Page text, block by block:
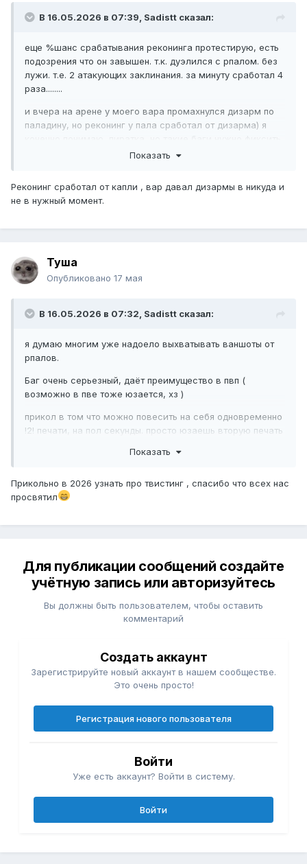
В 16.05.2026 в 07:39, Sadistt сказал:
еще %шанс срабатывания реконинга протестирую, есть
подозрения что он завышен. т.к. дуэлился с рпалом. без
лужи. т.е. 2 атакующих заклинания. за минуту сработал 4
раза........
и вчера на арене у моего вара промахнулся дизарм по
паладину, но реконинг у пала сработал от дизарма) я
Показать
Реконинг сработал от капли , вар давал дизармы в никуда и
не в нужный момент.
Туша
Опубликовано 17 мая
В 16.05.2026 в 07:32, Sadistt сказал:
я думаю многим уже надоело выхватывать ваншоты от
рпалов.
Баг очень серьезный, даёт преимущество в пвп (
возможно в пве тоже юзается, хз )
прикол в том что можно повесить на себя одновременно
!2! печати, на пол секунды. просто юзаешь вторую печать
двойной урон. а если сработал реконинг. то четверной
то урон х8.
фикс
Показать
Прикольно в 2026 узнать про твистинг , спасибо что всех нас
просвятил
Для публикации сообщений создайте
учётную запись или авторизуйтесь
Вы должны быть пользователем, чтобы оставить
комментарий
Создать аккаунт
Зарегистрируйте новый аккаунт в нашем сообществе.
Это очень просто!
Регистрация нового пользователя
Войти
Уже есть аккаунт? Войти в систему.
Войти